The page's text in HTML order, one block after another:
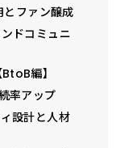
ファン醸成
ドコミュニ
編】
率アップ
設計と人材